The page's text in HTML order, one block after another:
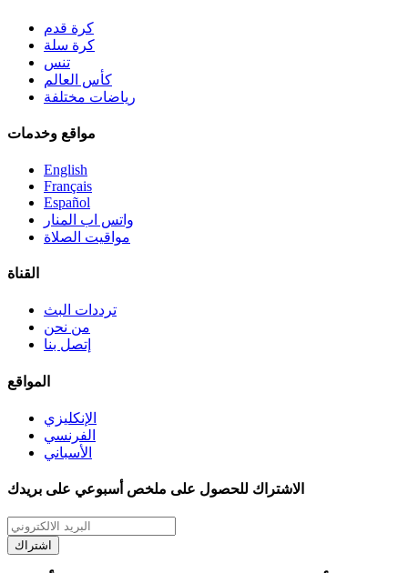
كرة قدم
كرة سلة
تنس
كأس العالم
رياضات مختلفة
مواقع وخدمات
English
Français
Español
واتس اب المنار
مواقيت الصلاة
القناة
ترددات البث
من نحن
إتصل بنا
المواقع
الإنكليزي
الفرنسي
الأسباني
الاشتراك للحصول على ملخص أسبوعي على بريدك
اشتراك